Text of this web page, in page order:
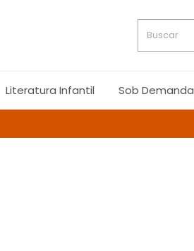
Literatura Infantil Sob Demanda